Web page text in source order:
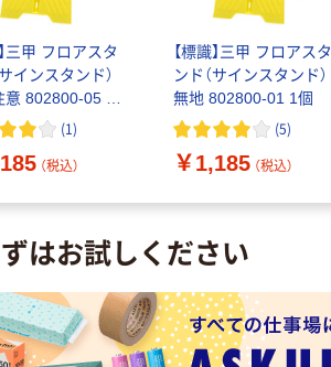
】三甲 フロアスタ
インスタンド）
意 802800-05 1
(1)
（税込）
【標識】三甲 フロアスタ
ンド（サインスタンド）
無地 802800-01 1個
(5)
￥1,185 （税込）
はお試しください